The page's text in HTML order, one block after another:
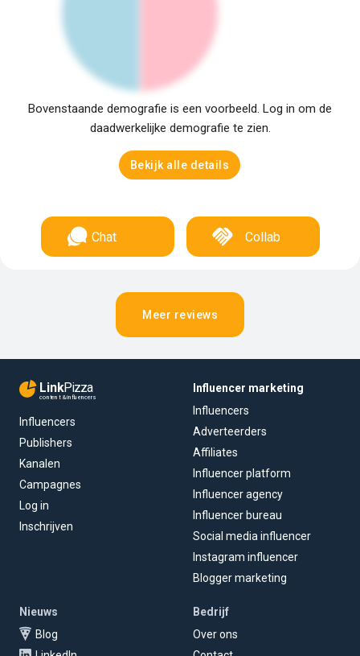
Bovenstaande demografie is een voorbeeld. Log in om de
daadwerkelijke demografie te zien.
Bekijk alle details
Chat Collab
Meer reviews
LinkPizza
content & influencers
Influencers
Publishers
Kanalen
Campagnes
Log in
Inschrijven
Influencer marketing
Influencers
Adverteerders
Affiliates
Influencer platform
Influencer agency
Influencer bureau
Social media influencer
Instagram influencer
Blogger marketing
Nieuws
Blog
Bedrijf
Over ons